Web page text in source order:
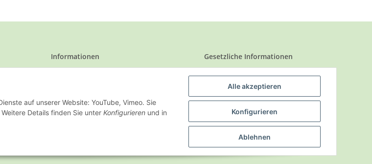
Alle akzeptieren
Konfigurieren
Ablehnen
auf unserer Website: YouTube, Vimeo. Sie
Details finden Sie unter Konfigurieren und in
Informationen Gesetzliche Informationen
Datenschutz
Impressum